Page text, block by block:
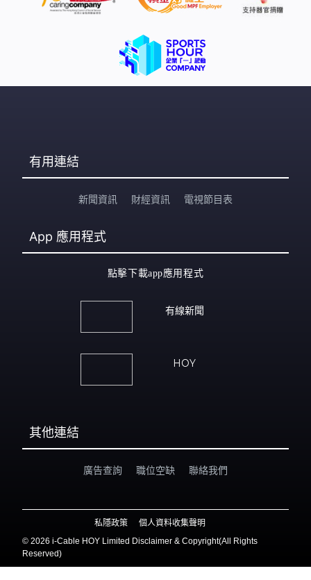
有用連結
新聞資訊 財經資訊 電視節目表
App 應用程式
點擊下載app應用程式
有線新聞
HOY
其他連結
廣告查詢 職位空缺 聯絡我們
私隱政策
個人資料收集聲明
© 2026 i-Cable HOY Limited Disclaimer & Copyright(All Rights
Reserved)